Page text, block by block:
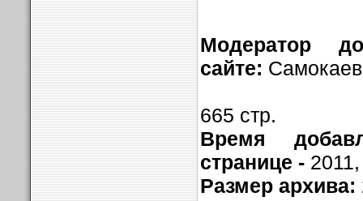
Модератор
сайте:
665 стр.
Время
странице -
Размер архива: